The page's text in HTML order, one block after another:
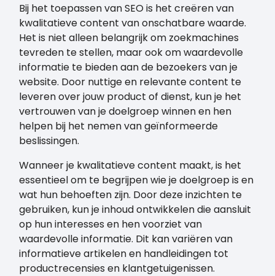
Bij het toepassen van SEO is het creëren van
kwalitatieve content van onschatbare waarde.
Het is niet alleen belangrijk om zoekmachines
tevreden te stellen, maar ook om waardevolle
informatie te bieden aan de bezoekers van je
website. Door nuttige en relevante content te
leveren over jouw product of dienst, kun je het
vertrouwen van je doelgroep winnen en hen
helpen bij het nemen van geïnformeerde
beslissingen.
Wanneer je kwalitatieve content maakt, is het
essentieel om te begrijpen wie je doelgroep is en
wat hun behoeften zijn. Door deze inzichten te
gebruiken, kun je inhoud ontwikkelen die aansluit
op hun interesses en hen voorziet van
waardevolle informatie. Dit kan variëren van
informatieve artikelen en handleidingen tot
productrecensies en klantgetuigenissen.